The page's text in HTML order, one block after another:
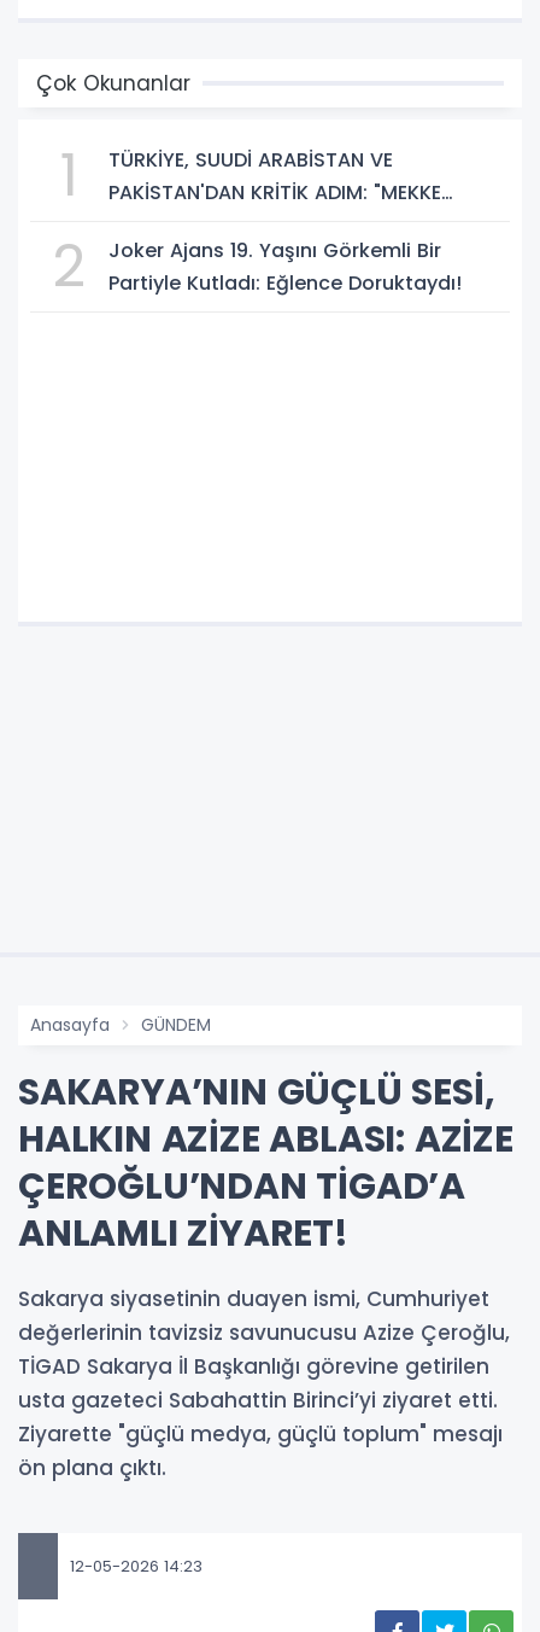
Çok Okunanlar
1
TÜRKİYE, SUUDİ ARABİSTAN VE
PAKİSTAN'DAN KRİTİK ADIM: "MEKKE
2
Joker Ajans 19. Yaşını Görkemli Bir
Partiyle Kutladı: Eğlence Doruktaydı!
Anasayfa GÜNDEM
SAKARYA’NIN GÜÇLÜ SESİ,
HALKIN AZİZE ABLASI: AZİZE
ÇEROĞLU’NDAN TİGAD’A
ANLAMLI ZİYARET!
Sakarya siyasetinin duayen ismi, Cumhuriyet
değerlerinin tavizsiz savunucusu Azize Çeroğlu,
TİGAD Sakarya İl Başkanlığı görevine getirilen
usta gazeteci Sabahattin Birinci’yi ziyaret etti.
Ziyarette "güçlü medya, güçlü toplum" mesajı
ön plana çıktı.
12-05-2026 14:23